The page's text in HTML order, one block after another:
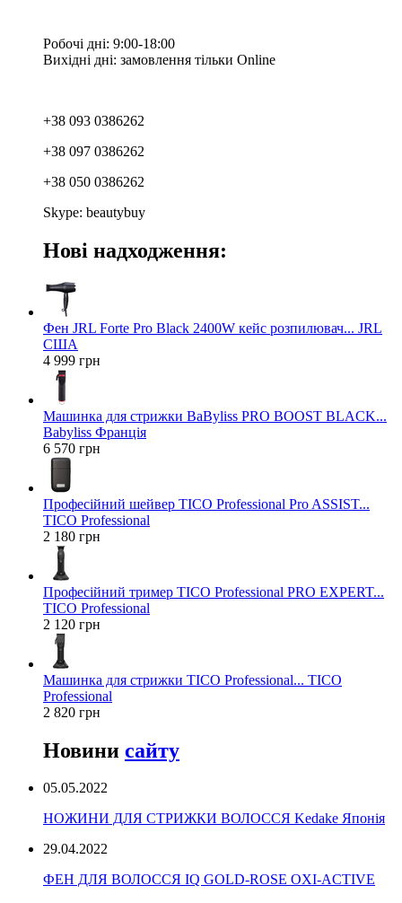
Робочі дні: 9:00-18:00
Вихідні дні: замовлення тільки Online
+38 093 0386262
+38 097 0386262
+38 050 0386262
Skype: beautybuy
Нові надходження:
Фен JRL Forte Pro Black 2400W кейс розпилювач... JRL
США
4 999 грн
Машинка для стрижки BaByliss PRO BOOST BLACK...
Babyliss Франція
6 570 грн
Професійний шейвер TICO Professional Pro ASSIST...
TICO Professional
2 180 грн
Професійний тример TICO Professional PRO EXPERT...
TICO Professional
2 120 грн
Машинка для стрижки TICO Professional... TICO
Professional
2 820 грн
Новини сайту
05.05.2022
НОЖИНИ ДЛЯ СТРИЖКИ ВОЛОССЯ Kedake Японія
29.04.2022
ФЕН ДЛЯ ВОЛОССЯ IQ GOLD-ROSE OXI-ACTIVE